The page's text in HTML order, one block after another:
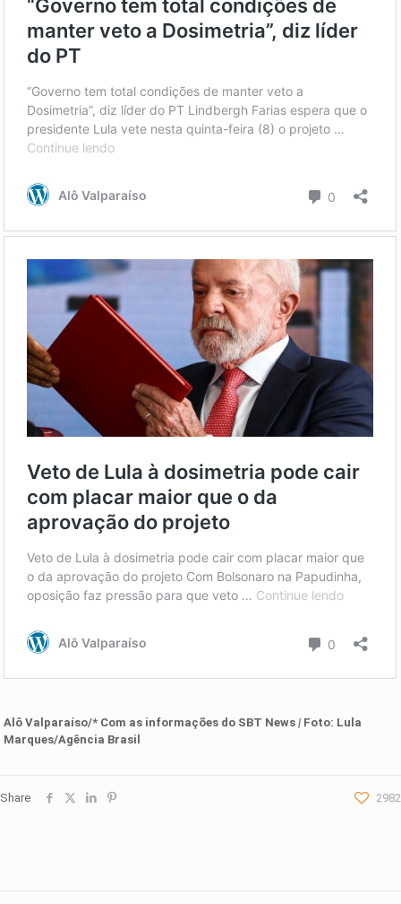
Alô Valparaíso/* Com as informações d o SBT News| Foto: Lula
Marques/Agência Brasil
Share 2982